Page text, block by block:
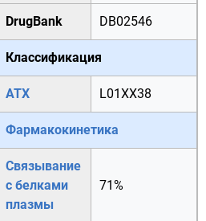
DrugBank DB02546
Классификация
АТХ L01XX38
Фармакокинетика
Связывание
с белками
плазмы
71%